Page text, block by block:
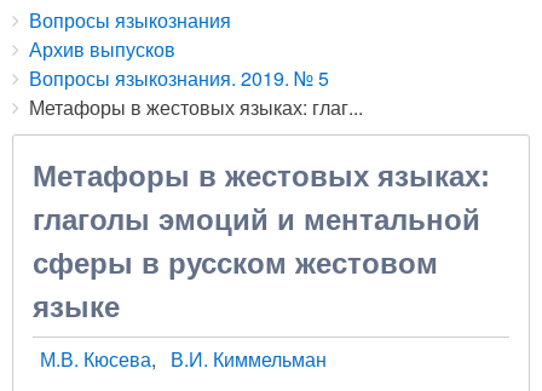
Breadcrumbs
You
are
here:
Вопросы языкознания
Архив выпусков
Вопросы языкознания. 2019. № 5
Метафоры в жестовых языках: глаг...
Метафоры в жестовых языках:
глаголы эмоций и ментальной
сферы в русском жестовом
языке
М.В. Кюсева
В.И. Киммельман